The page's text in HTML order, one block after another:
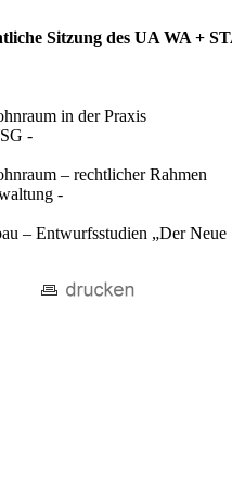
Sitzung des UA WA +
in der Praxis
-
– rechtlicher Rahmen
-
– Entwurfsstudien „Der Neue